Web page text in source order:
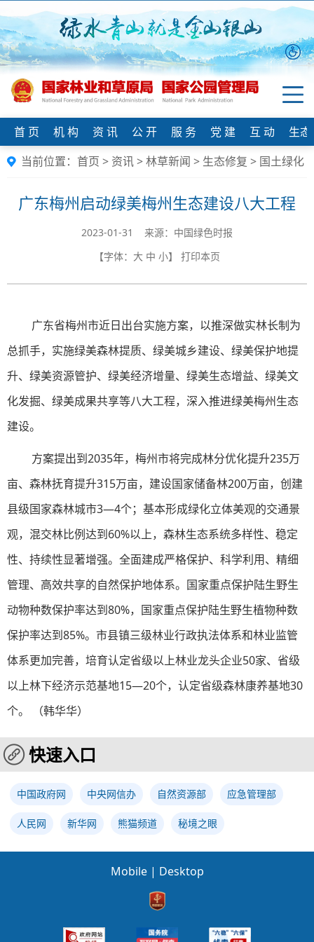
首 页 机 构 资 讯 公 开 服 务 党 建 互 动
生
当前位置： 首页 > 资讯>林草新闻 > 生态修复 > 国土绿化
广东梅州启动绿美梅州生态建设八大工程
2023-01-31 来源：中国绿色时报
【字体： 大 中 小】 打印本页
广东省梅州市近日出台实施方案，以推深做实林长制为
总抓手，实施绿美森林提质、绿美城乡建设、绿美保护地提
升、绿美资源管护、绿美经济增量、绿美生态增益、绿美文
化发掘、绿美成果共享等八大工程，深入推进绿美梅州生态
建设。
方案提出到2035年，梅州市将完成林分优化提升235万
亩、森林抚育提升315万亩，建设国家储备林200万亩，创建
县级国家森林城市3—4个；基本形成绿化立体美观的交通景
观，混交林比例达到60%以上，森林生态系统多样性、稳定
性、持续性显著增强。全面建成严格保护、科学利用、精细
管理、高效共享的自然保护地体系。国家重点保护陆生野生
动物种数保护率达到80%，国家重点保护陆生野生植物种数
保护率达到85%。市县镇三级林业行政执法体系和林业监管
体系更加完善，培育认定省级以上林业龙头企业50家、省级
以上林下经济示范基地15—20个，认定省级森林康养基地30
个。 （韩华华）
快速入口
中国政府网 中央网信办 自然资源部 应急管理部
人民网 新华网 熊猫频道 秘境之眼
Mobile | Desktop